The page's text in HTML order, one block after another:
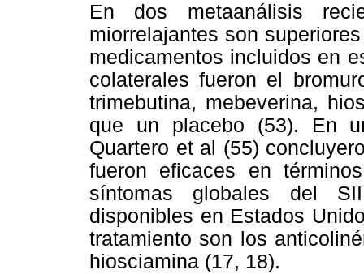
En dos metaanálisis
miorrelajantes son
medicamentos incluidos en
colaterales fueron el
trimebutina, mebeverina,
que un placebo (53). En
Quartero et al (55)
fueron eficaces en
síntomas globales del
disponibles en Estados
tratamiento son los
hiosciamina (17, 18).